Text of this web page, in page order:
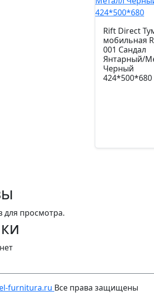
Rift Direct
мобильная
001 Сандал
Янтарный/
Черный
424*500*680
Артикул: ЦБ-
для просмотра.
furnitura.ru Все права защищены